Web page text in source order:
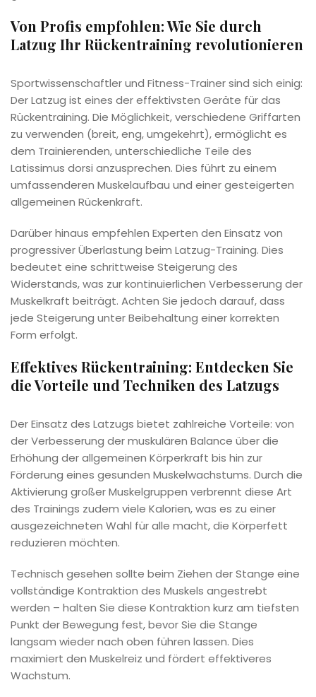
Von Profis empfohlen: Wie Sie durch
Latzug Ihr Rückentraining revolutionieren
Sportwissenschaftler und Fitness-Trainer sind sich einig:
Der Latzug ist eines der effektivsten Geräte für das
Rückentraining. Die Möglichkeit, verschiedene Griffarten
zu verwenden (breit, eng, umgekehrt), ermöglicht es
dem Trainierenden, unterschiedliche Teile des
Latissimus dorsi anzusprechen. Dies führt zu einem
umfassenderen Muskelaufbau und einer gesteigerten
allgemeinen Rückenkraft.
Darüber hinaus empfehlen Experten den Einsatz von
progressiver Überlastung beim Latzug-Training. Dies
bedeutet eine schrittweise Steigerung des
Widerstands, was zur kontinuierlichen Verbesserung der
Muskelkraft beiträgt. Achten Sie jedoch darauf, dass
jede Steigerung unter Beibehaltung einer korrekten
Form erfolgt.
Effektives Rückentraining: Entdecken Sie
die Vorteile und Techniken des Latzugs
Der Einsatz des Latzugs bietet zahlreiche Vorteile: von
der Verbesserung der muskulären Balance über die
Erhöhung der allgemeinen Körperkraft bis hin zur
Förderung eines gesunden Muskelwachstums. Durch die
Aktivierung großer Muskelgruppen verbrennt diese Art
des Trainings zudem viele Kalorien, was es zu einer
ausgezeichneten Wahl für alle macht, die Körperfett
reduzieren möchten.
Technisch gesehen sollte beim Ziehen der Stange eine
vollständige Kontraktion des Muskels angestrebt
werden – halten Sie diese Kontraktion kurz am tiefsten
Punkt der Bewegung fest, bevor Sie die Stange
langsam wieder nach oben führen lassen. Dies
maximiert den Muskelreiz und fördert effektiveres
Wachstum.